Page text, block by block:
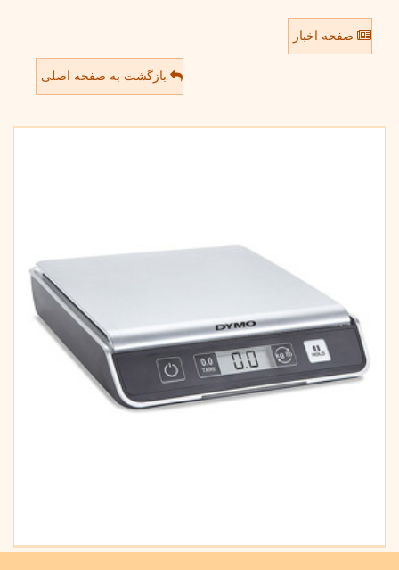
صفحه اخبار
بازگشت به صفحه اصلی